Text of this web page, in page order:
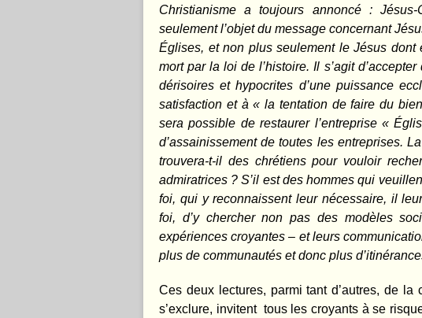
Christianisme a toujours annoncé :
seulement l’objet du message concernant
Églises, et non plus seulement le Jésus
mort par la loi de l’histoire. Il s’agit
dérisoires et hypocrites d’une puissance
satisfaction et à « la tentation de faire du
sera possible de restaurer l’entreprise «
d’assainissement de toutes les entreprises.
trouvera-t-il des chrétiens pour vouloir
admiratrices ? S’il est des hommes qui
foi, qui y reconnaissent leur nécessaire, il
foi, d’y chercher non pas des modèles
expériences croyantes – et leurs
plus de communautés et donc plus
Ces deux lectures, parmi tant d’autres, de
s’exclure, invitent tous les croyants à se